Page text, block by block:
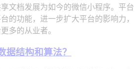
文档发展为如今的微信小程序。平台
的功能，进一步扩大平台的影响力，
多的从业者。
据结构和算法？